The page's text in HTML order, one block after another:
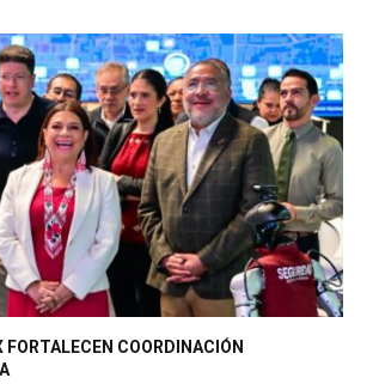
FORTALECEN COORDINACIÓN